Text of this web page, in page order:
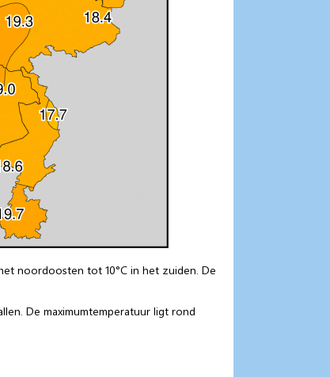
noordoosten tot 10°C in het zuiden. De
De maximumtemperatuur ligt rond